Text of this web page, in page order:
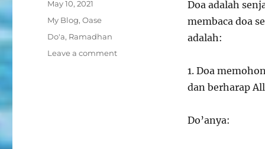
Doa adalah
membaca doa
adalah:
1️. Doa
dan berharap
Do’anya:
Posted
May 10, 2021
Categories
My Blog,Oase
Tags
Do'a, Ramadhan
Leave a commenton